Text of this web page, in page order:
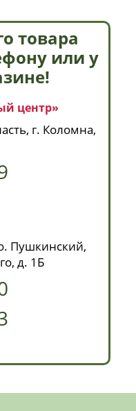
товара
или у
центр»
г. Коломна,
Пушкинский,
д. 1Б